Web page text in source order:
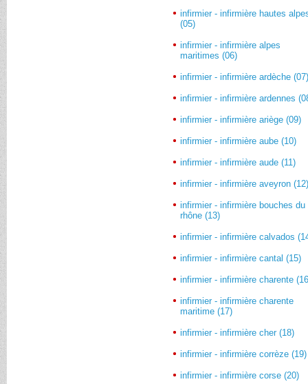
infirmier - infirmière hautes
(05)
infirmier - infirmière alpes
maritimes (06)
infirmier - infirmière ardèche
infirmier - infirmière ardennes
infirmier - infirmière ariège (09)
infirmier - infirmière aube (10)
infirmier - infirmière aude (11)
infirmier - infirmière aveyron
infirmier - infirmière bouches du
rhône (13)
infirmier - infirmière calvados
infirmier - infirmière cantal (15)
infirmier - infirmière charente
infirmier - infirmière charente
maritime (17)
infirmier - infirmière cher (18)
infirmier - infirmière corrèze (19)
infirmier - infirmière corse (20)